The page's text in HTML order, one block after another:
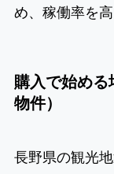
め、稼働率を
購入で始める
物件）
長野県の観光